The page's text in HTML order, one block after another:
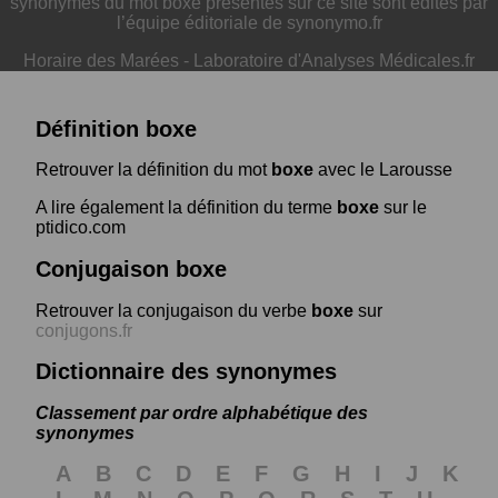
l’équipe éditoriale de synonymo.fr
Horaire des Marées - Laboratoire d'Analyses Médicales.fr
Définition boxe
Retrouver la définition du mot boxe avec le Larousse
A lire également la définition du terme boxe sur le
ptidico.com
Conjugaison boxe
Retrouver la conjugaison du verbe boxe sur
conjugons.fr
Dictionnaire des synonymes
Classement par ordre alphabétique des
synonymes
A B C D E F G H I J
K